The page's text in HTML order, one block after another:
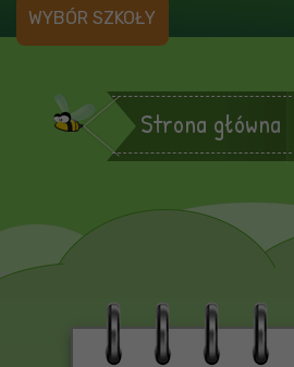
WYBÓR SZKOŁY
Strona główna